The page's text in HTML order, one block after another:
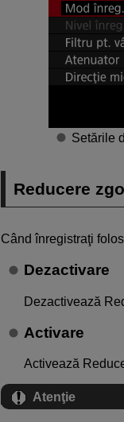
Setările
Reducere
Când înregistraţi
Dezactivare
Dezactivează
Activare
Activează
Atenţie